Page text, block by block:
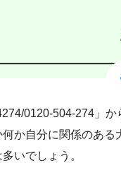
0120-504-274」か
か自分に関係のある
いでしょう。